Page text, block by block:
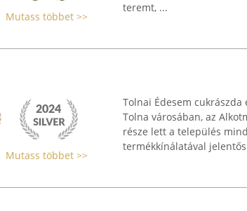
Mutass többet >>
teremt, ...
Mutass többet >>
Tolnai Édesem
Tolna városában, az
része lett a település
termékkínálatával